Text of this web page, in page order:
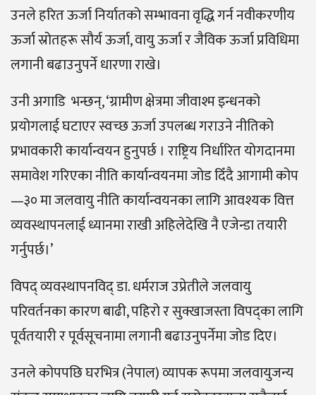
उनले हरित ऊर्जा निर्यातको सम्भावना वृद्धि गर्न नवीकरणीय
ऊर्जा स्रोतहरू सौर्य ऊर्जा, वायु ऊर्जा र जैविक ऊर्जा प्रविधिमा
लगानी बढाउनुपर्ने धारणा राखे।
उनी अगाडि भन्छन्, ‘ग्रामीण क्षेत्रमा जीवाश्म इन्धनको
प्रयोगलाई घटाएर स्वच्छ ऊर्जा उपलब्ध गराउने नीतिको
प्रभावकारी कार्यान्वयन हुनुपर्छ । राष्ट्रिय निर्धारित योगदानमा
समावेश गरिएका नीति कार्यान्वयनमा जोड दिँदै आगामी कोप
—३० मा जलवायु नीति कार्यान्वयनका लागि आवश्यक वित्त
व्यवस्थापनलाई ध्यानमा राखी अहिलेदेखि नै एजेन्डा तयारी
गर्नुपर्छ।’
विपद् व्यवस्थापनविद् डा. धर्मराज उप्रेतीले जलवायु
परिवर्तनका कारण बाढी, पहिरो र सुक्खाजस्ता विपद्का लागि
पूर्वतयारी र पूर्वसूचनामा लगानी बढाउनुपर्नेमा जोड दिए।
उनले कोपपछि घरभित्र (नेपाल) व्यापक रूपमा जलवायुजन्य